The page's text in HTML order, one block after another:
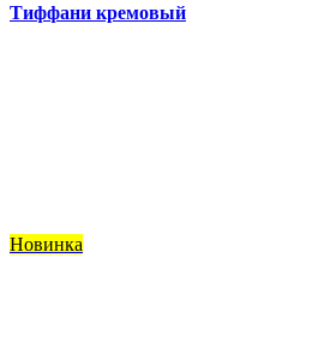
Тиффани кремовый
Новинка